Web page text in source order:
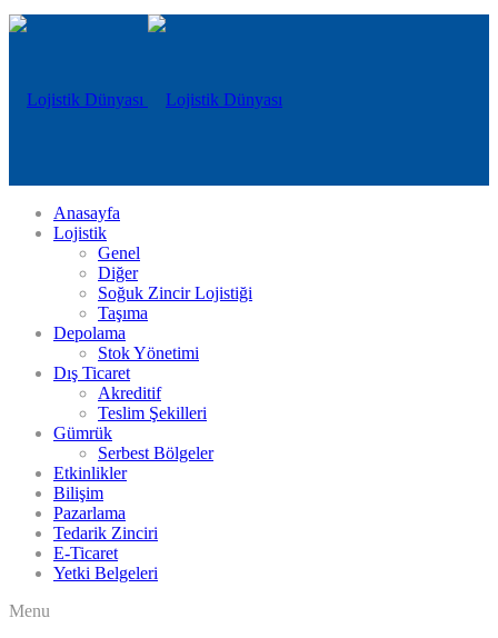
Anasayfa
Lojistik
Genel
Diğer
Soğuk Zincir Lojistiği
Taşıma
Depolama
Stok Yönetimi
Dış Ticaret
Akreditif
Teslim Şekilleri
Gümrük
Serbest Bölgeler
Etkinlikler
Bilişim
Pazarlama
Tedarik Zinciri
E-Ticaret
Yetki Belgeleri
Menu